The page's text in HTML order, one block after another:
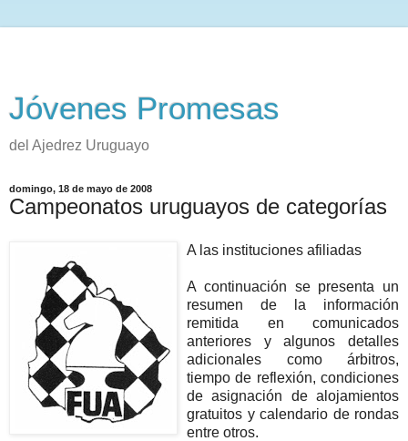
Jóvenes Promesas
del Ajedrez Uruguayo
domingo, 18 de mayo de 2008
Campeonatos uruguayos de categorías
A las instituciones afiliadas
A continuación se presenta un
resumen de la información
remitida en comunicados
anteriores y algunos detalles
adicionales como árbitros,
tiempo de reflexión, condiciones
de asignación de alojamientos
gratuitos y calendario de rondas
entre otros.